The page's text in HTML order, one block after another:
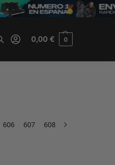
0,00€ 0
606 607 608